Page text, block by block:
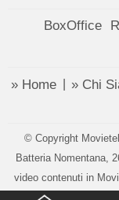
BoxOffice
» Home » Chi
© Copyright
Batteria Nomentana,
video contenuti in